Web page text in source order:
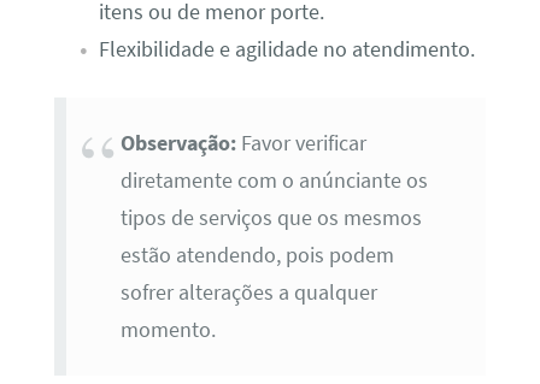
itens ou de menor porte.
Flexibilidade e agilidade no atendimento.
Observação:Favor verificar
diretamente com o anúnciante os
tipos de serviços que os mesmos
estão atendendo, pois podem
sofrer alterações a qualquer
momento.